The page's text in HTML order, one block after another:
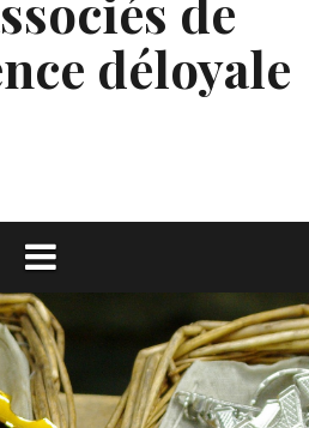
déloyale